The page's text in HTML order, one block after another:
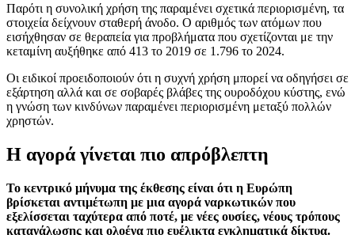
Παρότι η συνολική χρήση της παραμένει σχετικά περιορισμένη, τα
στοιχεία δείχνουν σταθερή άνοδο. Ο αριθμός των ατόμων που
εισήχθησαν σε θεραπεία για προβλήματα που σχετίζονται με την
κεταμίνη αυξήθηκε από 413 το 2019 σε 1.796 το 2024.
Οι ειδικοί προειδοποιούν ότι η συχνή χρήση μπορεί να οδηγήσει σε
εξάρτηση αλλά και σε σοβαρές βλάβες της ουροδόχου κύστης, ενώ
η γνώση των κινδύνων παραμένει περιορισμένη μεταξύ πολλών
χρηστών.
Η αγορά γίνεται πιο απρόβλεπτη
Το κεντρικό μήνυμα της έκθεσης είναι ότι η Ευρώπη
βρίσκεται αντιμέτωπη με μια αγορά ναρκωτικών που
εξελίσσεται ταχύτερα από ποτέ, με νέες ουσίες, νέους τρόπους
κατανάλωσης και ολοένα πιο ευέλικτα εγκληματικά δίκτυα.